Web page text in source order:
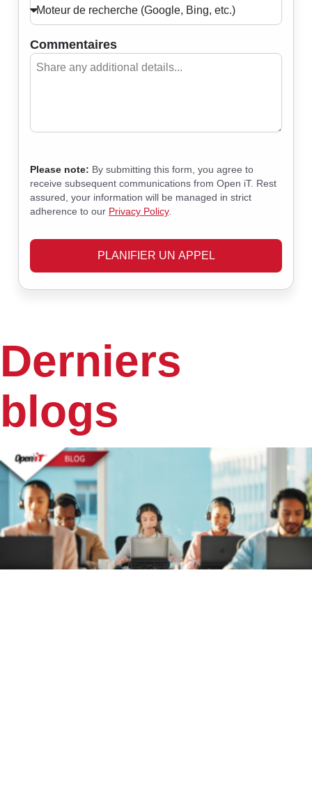
Commentaires
Please note: By submitting this form, you agree to
receive subsequent communications from Open iT. Rest
assured, your information will be managed in strict
adherence to our Privacy Policy.
PLANIFIER UN APPEL
Derniers
blogs